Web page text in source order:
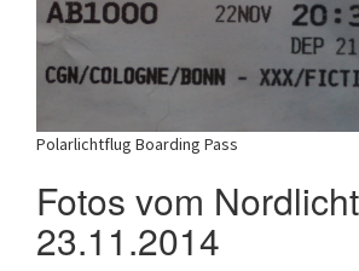
Polarlichtflug Boarding Pass
Fotos vom
23.11.2014